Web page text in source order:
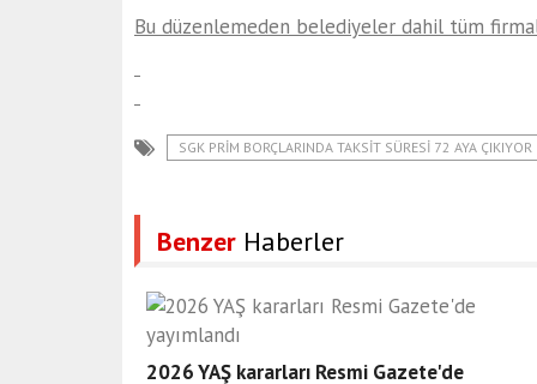
Bu düzenlemeden belediyeler dahil tüm
SGK PRIM BORÇLARINDA TAKSIT SÜRESI 72 AYA ÇIKIYOR
Benzer Haberler
2026 YAŞ kararları Resmi Gazete'de